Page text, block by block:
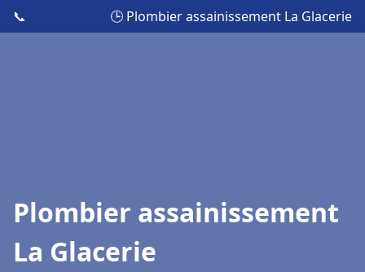
📞 🕒 Plombier assainissement La Glacerie
Plombier assainissement
La Glacerie